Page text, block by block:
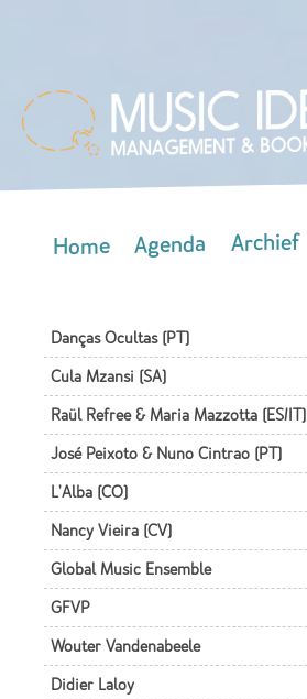
Home Agenda Archief
Danças Ocultas (PT)
Cula Mzansi (SA)
Raül Refree & Maria Mazzotta (ES/IT)
José Peixoto & Nuno Cintrao (PT)
L'Alba (CO)
Nancy Vieira (CV)
Global Music Ensemble
GFVP
Wouter Vandenabeele
Didier Laloy